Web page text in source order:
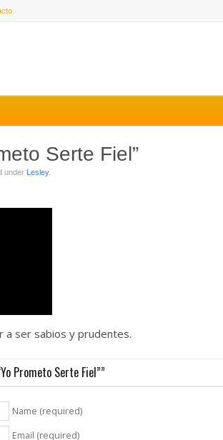
Serte Fiel”
under Lesley.
a ser sabios y prudentes.
Prometo Serte Fiel””
Name (required)
Email (required)